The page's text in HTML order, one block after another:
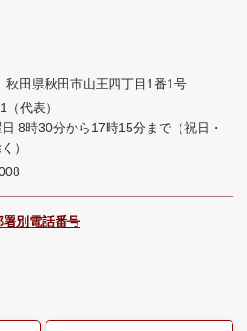
田県秋田市山王四丁目1番1号
代表）
日 8時30分から17時15分まで （祝日・
）
署別電話番号